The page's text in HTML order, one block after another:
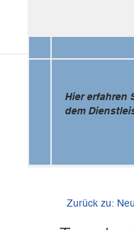
Hier erfahren
dem
Zurück zu: